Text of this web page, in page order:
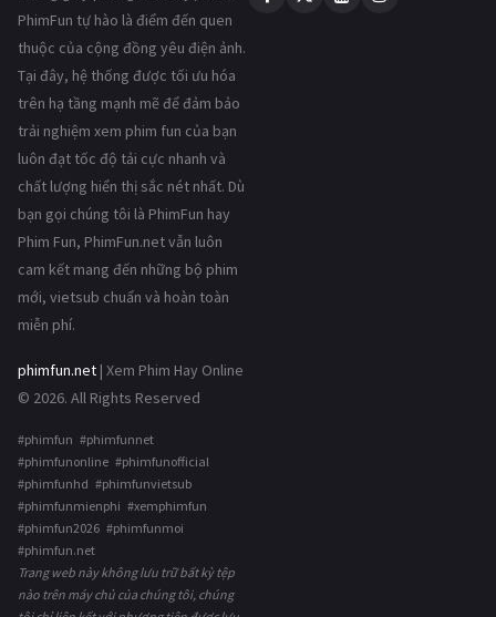
PhimFun tự hào là điểm đến quen
thuộc của cộng đồng yêu điện ảnh.
Tại đây, hệ thống được tối ưu hóa
trên hạ tầng mạnh mẽ để đảm bảo
trải nghiệm xem phim fun của bạn
luôn đạt tốc độ tải cực nhanh và
chất lượng hiển thị sắc nét nhất. Dù
bạn gọi chúng tôi là PhimFun hay
Phim Fun, PhimFun.net vẫn luôn
cam kết mang đến những bộ phim
mới, vietsub chuẩn và hoàn toàn
miễn phí.
phimfun.net | Xem Phim Hay Online
© 2026. All Rights Reserved
#phimfun #phimfunnet
#phimfunonline #phimfunofficial
#phimfunhd #phimfunvietsub
#phimfunmienphi #xemphimfun
#phimfun2026 #phimfunmoi
#phimfun.net
Trang web này không lưu trữ bất kỳ tệp
nào trên máy chủ của chúng tôi, chúng